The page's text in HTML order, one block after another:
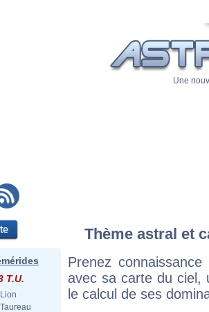
Une
T.U.
Lion
Taureau
Thème astral et
Prenez
avec sa carte du ciel,
le calcul de ses